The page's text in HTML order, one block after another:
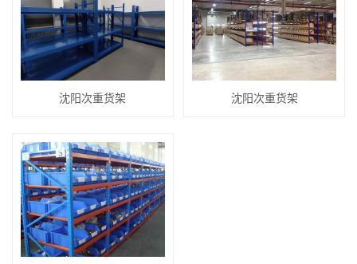
沈阳次重货架 沈阳次重货架